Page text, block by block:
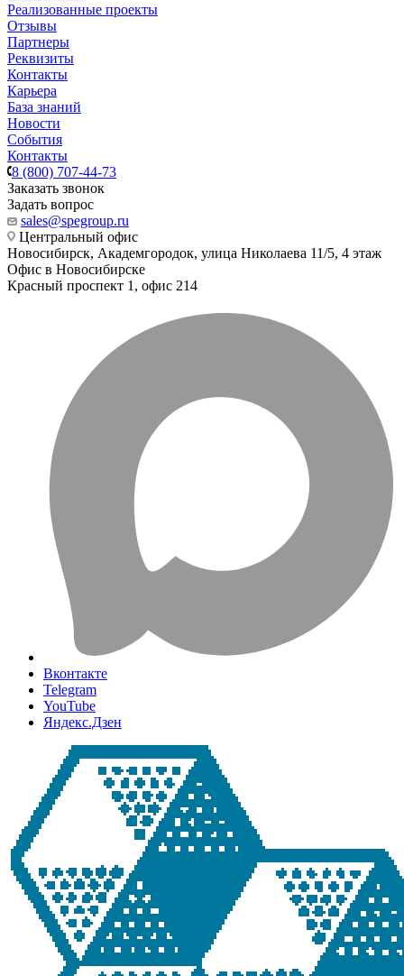
Реализованные проекты
Отзывы
Партнеры
Реквизиты
Контакты
Карьера
База знаний
Новости
События
Контакты
8 (800) 707-44-73
Заказать звонок
Задать вопрос
sales@spegroup.ru
Центральный офис
Новосибирск, Академгородок, улица Николаева 11/5, 4 этаж
Офис в Новосибирске
Красный проспект 1, офис 214
Вконтакте
Telegram
YouTube
Яндекс.Дзен